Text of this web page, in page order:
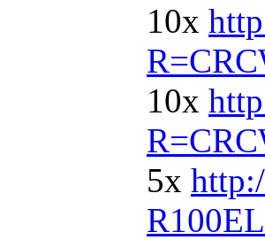
10x
10x
5x